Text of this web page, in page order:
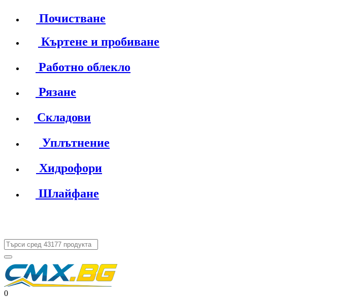
Почистване
Къртене и пробиване
Работно облекло
Рязане
Складови
Уплътнение
Хидрофори
Шлайфане
0